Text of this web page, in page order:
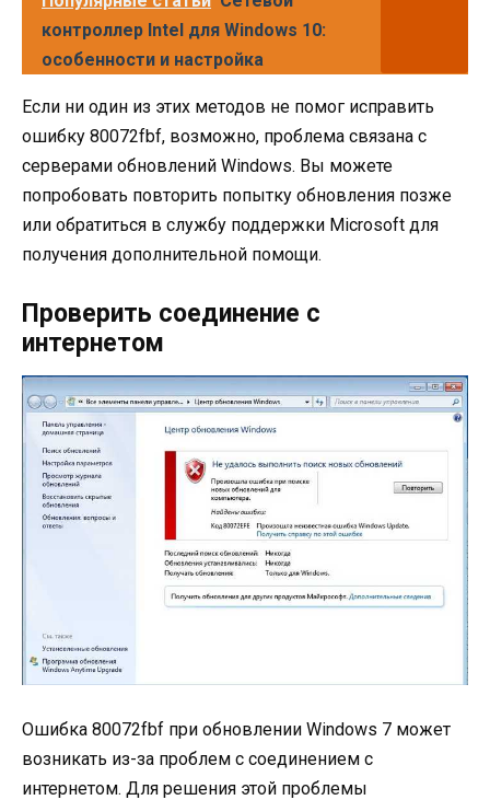
контроллер Intel для Windows 10:
особенности и настройка
Если ни один из этих методов не помог исправить
ошибку 80072fbf, возможно, проблема связана с
серверами обновлений Windows. Вы можете
попробовать повторить попытку обновления позже
или обратиться в службу поддержки Microsoft для
получения дополнительной помощи.
Проверить соединение с
интернетом
Ошибка 80072fbf при обновлении Windows 7 может
возникать из-за проблем с соединением с
интернетом. Для решения этой проблемы